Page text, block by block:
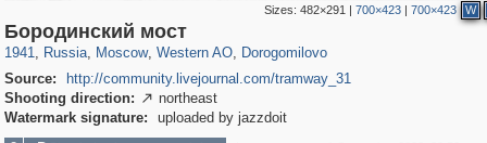
Sizes: 482×291 | 700×423| 700×423 W
Бородинский мост
1941, Russia
1,406,450 29,243
, Moscow
319,780 8,286
, Western AO
27,129 310
, Dorogomilovo
Source:
http://community.livejournal.com/tramway_31
Shooting direction:  northeast
Watermark signature:
uploaded by jazzdoit